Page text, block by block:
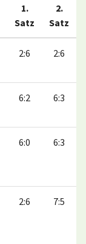
1.
Satz
2.
Satz
2:6 2:6
6:2 6:3
6:0 6:3
2:6 7:5